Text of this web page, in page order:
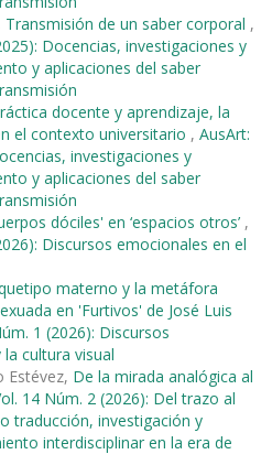
Transmisión de un saber corporal ,
Docencias, investigaciones y
y aplicaciones del saber
docente y aprendizaje, la
el contexto universitario , AusArt:
investigaciones y
y aplicaciones del saber
dóciles' en ‘espacios otros’ ,
Discursos emocionales en el
materno y la metáfora
en 'Furtivos' de José Luis
1 (2026): Discursos
cultura visual
Estévez, De la mirada analógica al
14 Núm. 2 (2026): Del trazo al
traducción, investigación y
interdisciplinar en la era de